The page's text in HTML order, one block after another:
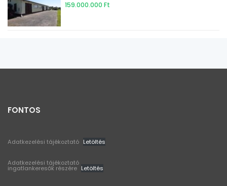
159.000.000 Ft
FONTOS
Adatkezelési tájékoztató Letöltés
Adatkezelési tájékoztató
ingatlankeresők részére Letöltés